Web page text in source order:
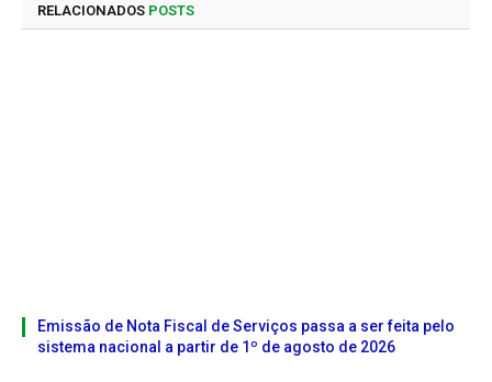
RELACIONADOS POSTS
Emissão de Nota Fiscal de Serviços passa a ser feita pelo
sistema nacional a partir de 1º de agosto de 2026